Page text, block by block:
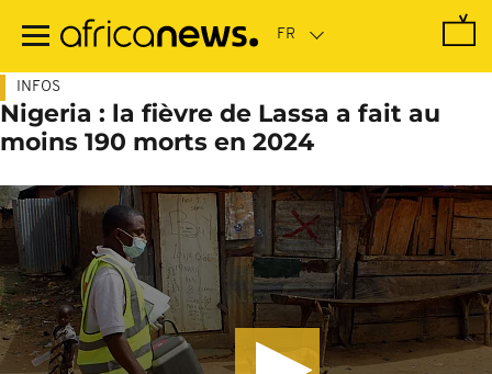
contenu
INFOS
Nigeria : la fièvre de Lassa a fait au
moins 190 morts en 2024